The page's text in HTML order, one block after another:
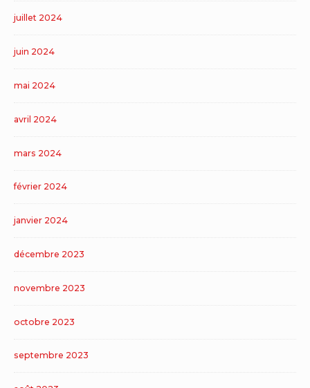
juillet 2024
juin 2024
mai 2024
avril 2024
mars 2024
février 2024
janvier 2024
décembre 2023
novembre 2023
octobre 2023
septembre 2023